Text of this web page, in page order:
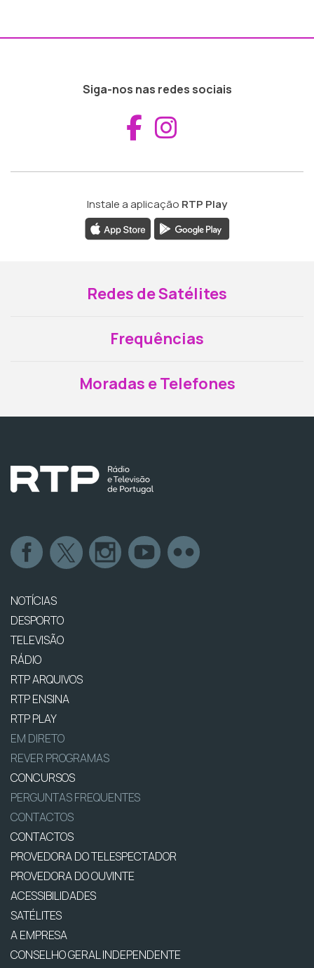
Siga-nos nas redes sociais
Aceder ao
Instale a aplicação RTP Play
Redes de Satélites
Frequências
Moradas e Telefones
NOTÍCIAS
DESPORTO
TELEVISÃO
RÁDIO
RTP ARQUIVOS
RTP ENSINA
RTP PLAY
EM DIRETO
REVER PROGRAMAS
CONCURSOS
PERGUNTAS FREQUENTES
CONTACTOS
CONTACTOS
PROVEDORA DO TELESPECTADOR
PROVEDORA DO OUVINTE
ACESSIBILIDADES
SATÉLITES
A EMPRESA
CONSELHO GERAL INDEPENDENTE